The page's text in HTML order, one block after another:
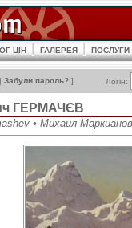
ЦІН ГАЛЕРЕЯ ПОСЛУГИ
| Забули пароль? ] Логін:
ГЕРМАЧЄВ
• Михаил